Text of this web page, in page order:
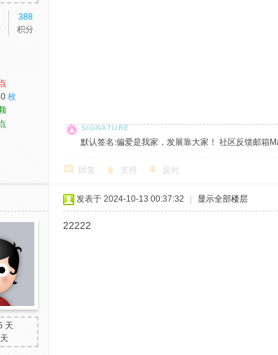
388
积分
枚
默认签名:偏爱是我家，发展靠大家！ 社区反馈邮箱
回复 支持 反对
天
发表于 2024-10-13 00:37:32 显示全部楼层
22222